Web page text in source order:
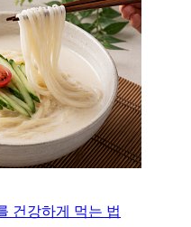
건강하게 먹는 법